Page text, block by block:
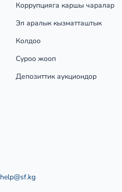
Коррупцияга каршы чаралар
Эл аралык кызматташтык
Колдоо
Суроо жооп
Депозиттик аукциондор
help@sf.kg